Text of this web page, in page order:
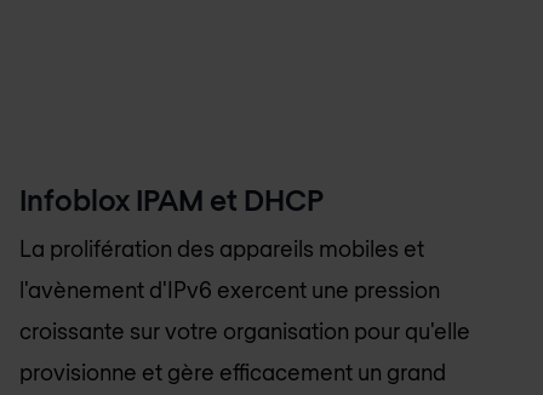
Infoblox IPAM et DHCP
La prolifération des appareils mobiles et
l'avènement d'IPv6 exercent une pression
croissante sur votre organisation pour qu'elle
provisionne et gère efficacement un grand